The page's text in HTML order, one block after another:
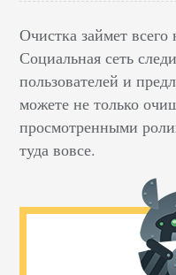
Очистка займет всего
Социальная сеть
пользователей и
можете не только
просмотренными
туда вовсе.